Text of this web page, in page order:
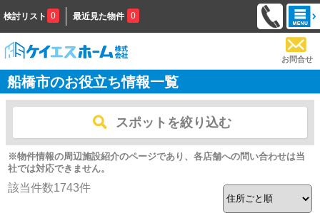
検討リスト 0 最近見た物件 0
お問合せ
船橋市のお役立ち情報一覧
スポットを絞り込む
※物件情報の周辺施設紹介のページであり、各店舗への問い合わせは当
社では対応できません。
該当件数1743件